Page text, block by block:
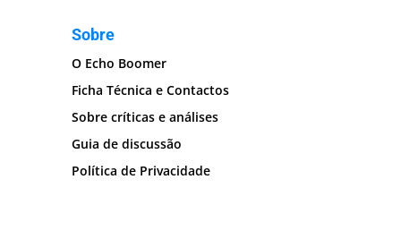
Sobre
O Echo Boomer
Ficha Técnica e Contactos
Sobre críticas e análises
Guia de discussão
Política de Privacidade